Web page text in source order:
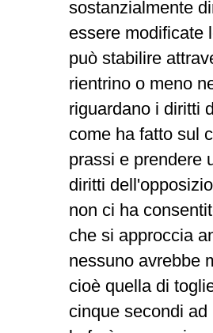
sostanzialmente
essere modificate
può stabilire
rientrino o meno
riguardano i diritti
come ha fatto sul
prassi e prendere
diritti
non ci ha
che si approccia
nessuno avrebbe
cioè quella di
cinque secondi